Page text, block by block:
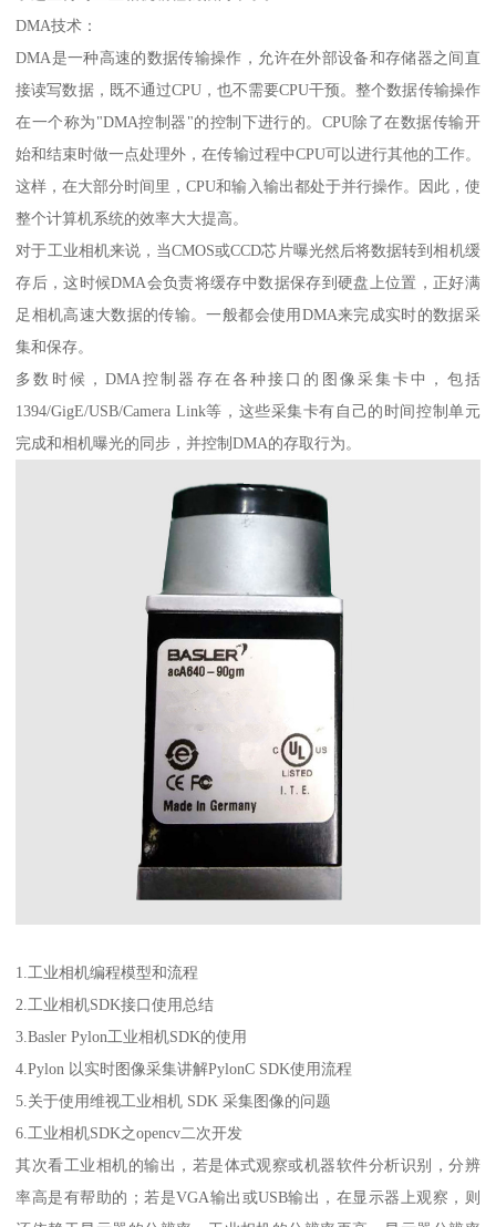
DMA技术：
DMA是一种高速的数据传输操作，允许在外部设备和存储器之间直
接读写数据，既不通过CPU，也不需要CPU干预。整个数据传输操作
在一个称为"DMA控制器"的控制下进行的。CPU除了在数据传输开
始和结束时做一点处理外，在传输过程中CPU可以进行其他的工作。
这样，在大部分时间里，CPU和输入输出都处于并行操作。因此，使
整个计算机系统的效率大大提高。
对于工业相机来说，当CMOS或CCD芯片曝光然后将数据转到相机缓
存后，这时候DMA会负责将缓存中数据保存到硬盘上位置，正好满
足相机高速大数据的传输。一般都会使用DMA来完成实时的数据采
集和保存。
多数时候，DMA控制器存在各种接口的图像采集卡中，包括
1394/GigE/USB/Camera Link等，这些采集卡有自己的时间控制单元
完成和相机曝光的同步，并控制DMA的存取行为。
1.工业相机编程模型和流程
2.工业相机SDK接口使用总结
3.Basler Pylon工业相机SDK的使用
4.Pylon 以实时图像采集讲解PylonC SDK使用流程
5.关于使用维视工业相机 SDK 采集图像的问题
6.工业相机SDK之opencv二次开发
其次看工业相机的输出，若是体式观察或机器软件分析识别，分辨
率高是有帮助的；若是VGA输出或USB输出，在显示器上观察，则